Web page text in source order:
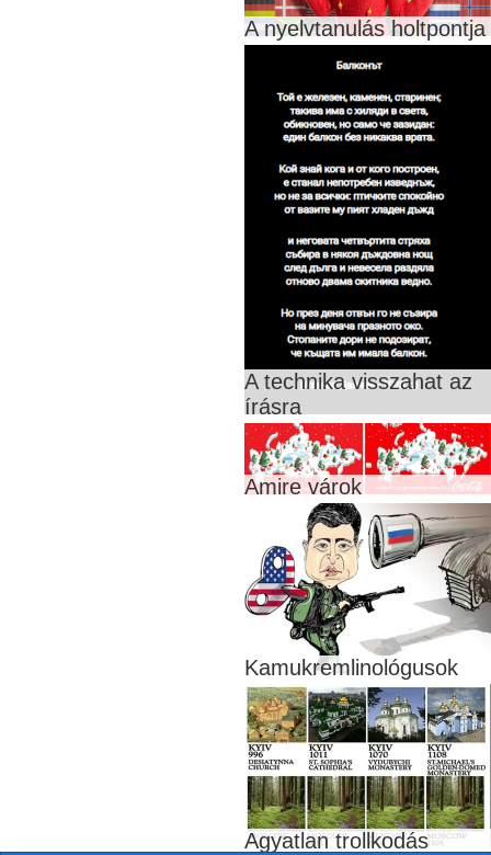
A nyelvtanulás holtpontja
A technika visszahat az
írásra
Amire várok
Kamukremlinológusok
Agyatlan trollkodás